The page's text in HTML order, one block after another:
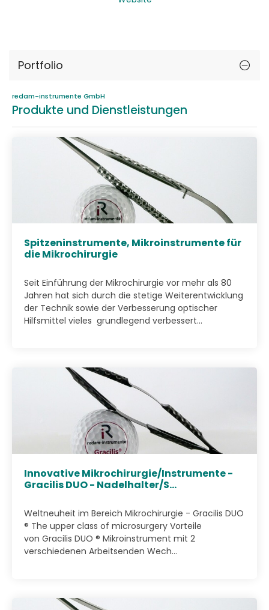
Portfolio
redam-instrumente GmbH
Produkte und Dienstleistungen
Spitzeninstrumente, Mikroinstrumente für
die Mikrochirurgie
Seit Einführung der Mikrochirurgie vor mehr als 80
Jahren hat sich durch die stetige Weiterentwicklung
der Technik sowie der Verbesserung optischer
Hilfsmittel vieles grundlegend verbessert...
Innovative Mikrochirurgie/Instrumente -
Gracilis DUO - Nadelhalter/S...
Weltneuheit im Bereich Mikrochirurgie - Gracilis DUO
® The upper class of microsurgery Vorteile
von Gracilis DUO ® Mikroinstrument mit 2
verschiedenen Arbeitsenden Wech...